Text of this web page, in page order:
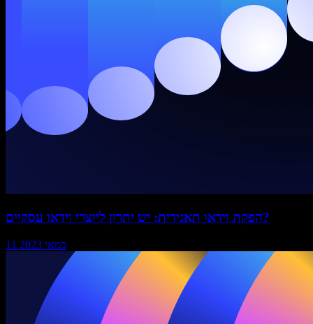
הפקת וידאו תאגידית: יש יתרון ליוצרי וידאו עסקיים?
11 במאי 2023